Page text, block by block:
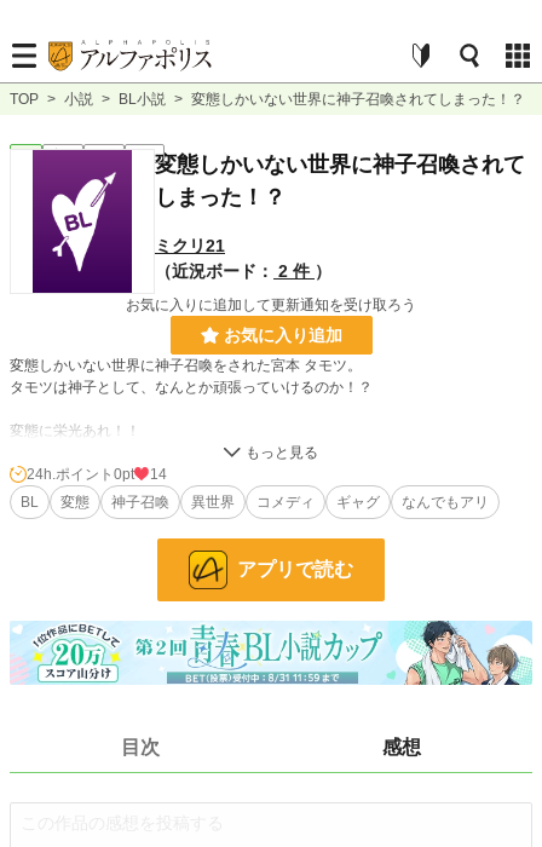
TOP > 小説 > BL小説 > 変態しかいない世界に神子召喚されてしまった！？
BL 完結 短編 R18変態しかいない世界に神子召喚されて
しまった！？
ミクリ21
（近況ボード： 2 件 ）
お気に入りに追加して更新通知を受け取ろう
お気に入り追加
変態しかいない世界に神子召喚をされた宮本 タモツ。
タモツは神子として、なんとか頑張っていけるのか！？
変態に栄光あれ！！
小説 228,999 位 / 228,999 件
文字数 9,130
2021.09.16 04:03
24h.ポイント 0pt
14
BL
変態 神子召喚 異世界 コメディ ギャグ なんでもアリ
アプリで読む
目次 感想